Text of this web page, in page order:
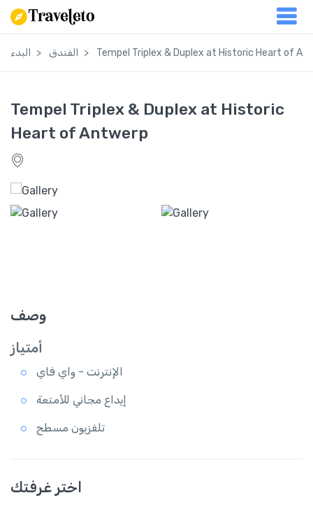
البدء الفندق Tempel Triplex & Duplex at Historic Heart of
Tempel Triplex & Duplex at Historic
Heart of Antwerp
وصف
أمتياز
الإنترنت - واي فاي
إيداع مجاني للأمتعة
تلفزيون مسطح
اختر غرفتك